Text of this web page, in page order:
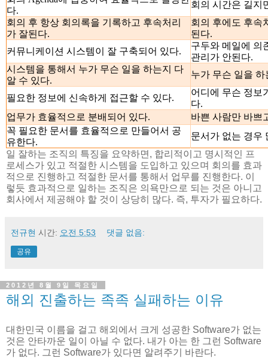
다.
회의 시간은 길지
회의 후 항상 회의록을 기록하고 후속처리
가 잘된다.
회의 후에도 후속
된다.
커뮤니케이션 시스템이 잘 구축되어 있다.
구두와 메일에 의
관리가 안된다.
시스템을 통해서 누가 무슨 일을 하는지 다
알 수 있다.
누가 무슨 일을
필요한 정보에 신속하게 접근할 수 있다.
어디에 무슨 정보
다.
업무가 효율적으로 분배되어 있다.
바쁜 사람만 바쁘
꼭 필요한 문서를 효율적으로 만들어서 공
유한다.
문서가 없는 경우
일 잘하는 조직의 특징을 요약하면, 합리적이고 명시적인 프
로세스가 있고 적절한 시스템을 도입하고 있으며 회의를 효과
적으로 진행하고 적절한 문서를 통해서 업무를 진행한다. 이
렇듯 효과적으로 일하는 조직은 의욕만으로 되는 것은 아니고
회사에서 제공해야 할 것이 상당히 많다. 즉, 투자가 필요하다.
전규현 시간: 오전 5:53 댓글 없음:
공유
2012년 8월 9일 목요일
해외 진출하는 족족 실패하는 이유
대한민국 이름을 걸고 해외에서 크게 성공한 Software가 없는
것은 안타까운 일이 아닐 수 없다. 내가 아는 한 그런 Software
가 없다. 그런 Software가 있다면 알려주기 바란다.